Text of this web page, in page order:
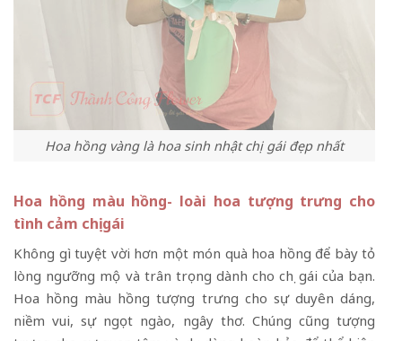
Hoa hồng vàng là hoa sinh nhật chị gái đẹp nhất
Hoa hồng màu hồng- loài hoa tượng trưng cho
tình cảm chị gái
Không gì tuyệt vời hơn một món quà hoa hồng để bày tỏ
lòng ngưỡng mộ và trân trọng dành cho chị gái của bạn.
Hoa hồng màu hồng tượng trưng cho sự duyên dáng,
niềm vui, sự ngọt ngào, ngây thơ. Chúng cũng tượng